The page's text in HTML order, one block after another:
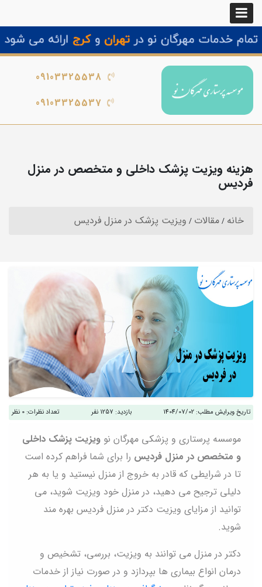
09103325538
09103325537
هزینه ویزیت پزشک داخلی و متخصص در منزل
فردیس
خانه مقالات ویزیت پزشک در منزل فردیس
تاریخ ویرایش مطلب: 1404/07/02 بازدید: 1257 نفر تعداد نظرات: 0 نظر
موسسه پرستاری و پزشکی مهرگان نو ویزیت پزشک داخلی
و متخصص در منزل فردیس را برای شما فراهم کرده است
تا در شرایطی که قادر به خروج از منزل نیستید و یا به هر
دلیلی ترجیح می دهید، در منزل خود ویزیت شوید، می
توانید از مزایای ویزیت دکتر در منزل فردیس بهره مند
شوید.
دکتر در منزل می توانند به ویزیت، بررسی، تشخیص و
درمان انواع بیماری ها بپردازد و در صورت نیاز از خدمات